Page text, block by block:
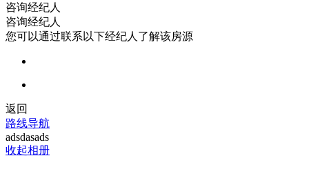
咨询经纪人
咨询经纪人
您可以通过联系以下经纪人了解该房源
返回
路线导航
adsdasads
收起相册